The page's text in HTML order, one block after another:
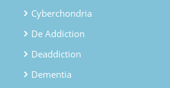
Cyberchondria
De Addiction
Deaddiction
Dementia